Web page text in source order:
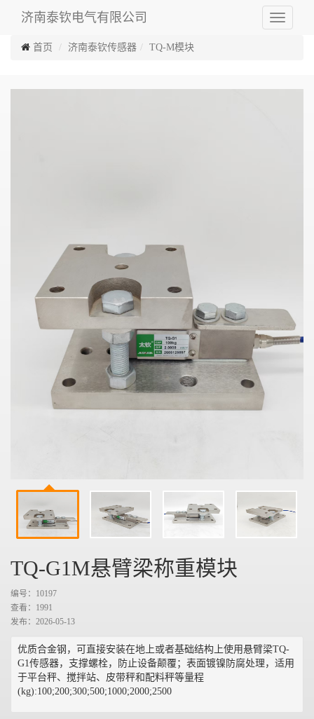
济南泰钦电气有限公司
Toggle
首页
济南泰钦传感器 TQ-M模块
TQ-G1M悬臂梁称重模块
编号：10197
查看： 1991
发布：2026-05-13
优质合金钢，可直接安装在地上或者基础结构上使用悬臂梁TQ-
G1传感器，支撑螺栓，防止设备颠覆；表面镀镍防腐处理，适用
于平台秤、搅拌站、皮带秤和配料秤等量程
(kg):100;200;300;500;1000;2000;2500